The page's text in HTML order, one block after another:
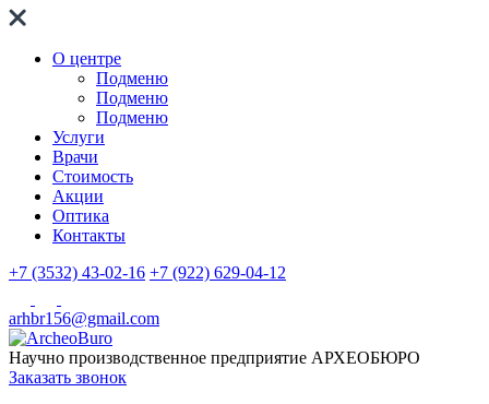
О центре
Подменю
Подменю
Подменю
Услуги
Врачи
Стоимость
Акции
Оптика
Контакты
+7 (3532) 43-02-16 +7 (922) 629-04-12
arhbr156@gmail.com
Научно производственное предприятие АРХЕОБЮРО
Заказать звонок